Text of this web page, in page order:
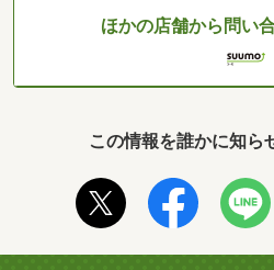
ほかの店舗から問い
この情報を誰かに知ら